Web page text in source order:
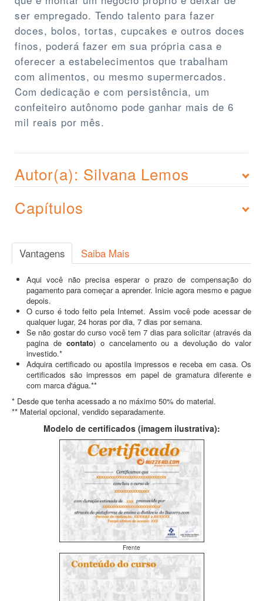
ser empregado. Tendo talento para fazer
doces, bolos, tortas, cupcakes e outros doces
finos, poderá fazer em sua própria casa e
oferecer a estabelecimentos que trabalham
com alimentos, ou mesmo supermercados.
Com dedicação e com persistência, um
confeiteiro autônomo pode ganhar mais de 6
mil reais por mês.
Autor(a): Silvana Lemos
Capítulos
Vantagens Saiba Mais
Aqui você não precisa esperar o prazo de compensação do
pagamento para começar a aprender. Inicie agora mesmo e pague
depois.
O curso é todo feito pela Internet. Assim você pode acessar de
qualquer lugar, 24 horas por dia, 7 dias por semana.
Se não gostar do curso você tem 7 dias para solicitar (através da
pagina de contato) o cancelamento ou a devolução do valor
investido.*
Adquira certificado ou apostila impressos e receba em casa. Os
certificados são impressos em papel de gramatura diferente e
com marca d'água.**
* Desde que tenha acessado a no máximo 50% do material.
** Material opcional, vendido separadamente.
Modelo de certificados (imagem ilustrativa):
Frente